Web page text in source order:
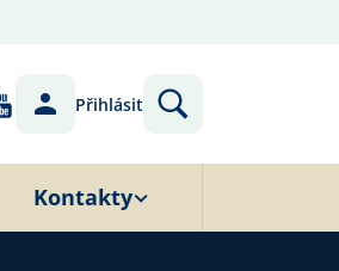
Přihlásit
Kontakty